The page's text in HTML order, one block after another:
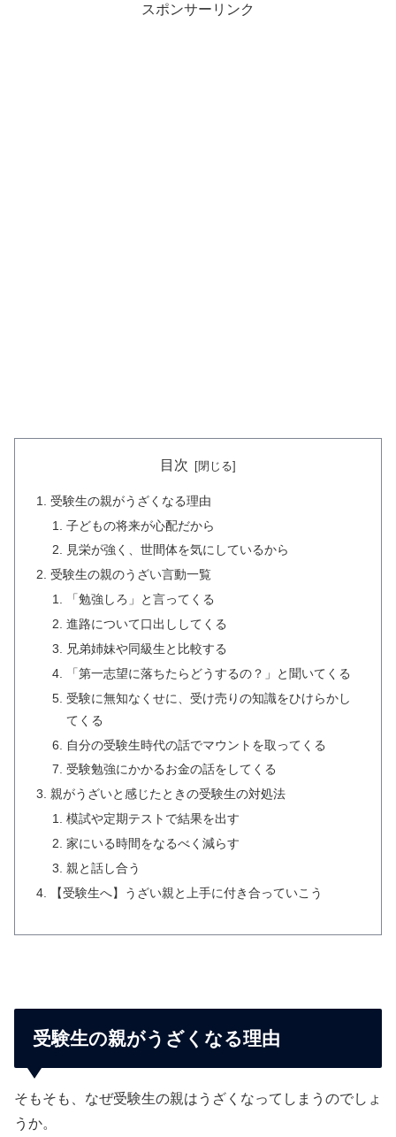
スポンサーリンク
目次
受験生の親がうざくなる理由
子どもの将来が心配だから
見栄が強く、世間体を気にしているから
受験生の親のうざい言動一覧
「勉強しろ」と言ってくる
進路について口出ししてくる
兄弟姉妹や同級生と比較する
「第一志望に落ちたらどうするの？」と聞いてくる
受験に無知なくせに、受け売りの知識をひけらかし
てくる
自分の受験生時代の話でマウントを取ってくる
受験勉強にかかるお金の話をしてくる
親がうざいと感じたときの受験生の対処法
模試や定期テストで結果を出す
家にいる時間をなるべく減らす
親と話し合う
【受験生へ】うざい親と上手に付き合っていこう
受験生の親がうざくなる理由
そもそも、なぜ受験生の親はうざくなってしまうのでしょ
うか。